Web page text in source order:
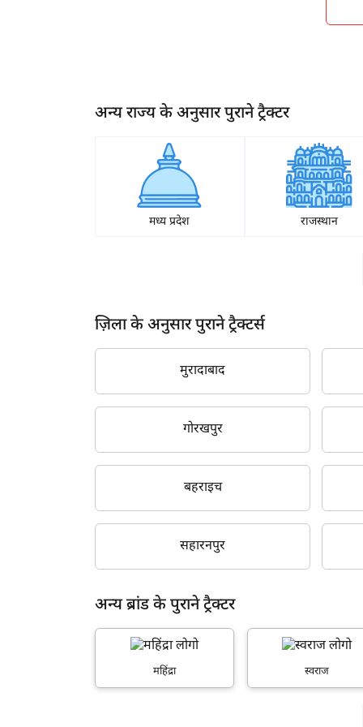
2010
2003
1999
1997
अन्य राज्य के अनुसार पुराने ट्रैक्टर
मध्य प्रदेश राजस्थान
ज़िला के अनुसार पुराने ट्रैक्टर्स
मुरादाबाद
गोरखपुर
बहराइच
सहारनपुर
अन्य ब्रांड के पुराने ट्रैक्टर
महिंद्रा स्वराज